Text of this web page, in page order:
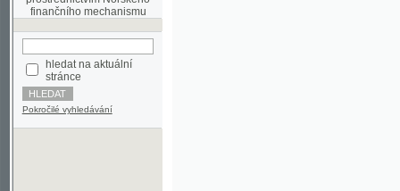
hledat na aktuální
stránce
Pokročilé vyhledávání